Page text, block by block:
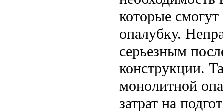
которые
опалубку.
серьезным
конструкции.
монолитной
затрат на